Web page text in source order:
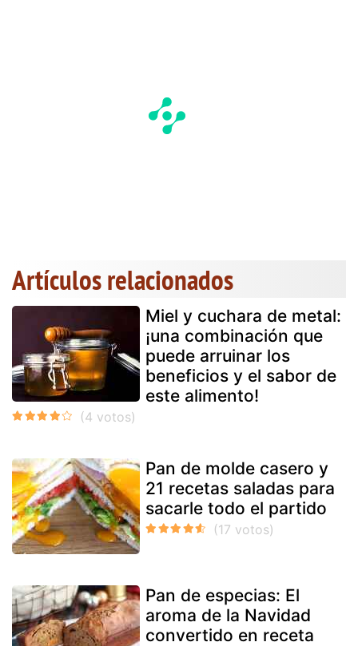
Artículos relacionados
Miel y cuchara de metal:
¡una combinación que
puede arruinar los
beneficios y el sabor de
este alimento!
Pan de molde casero y
21 recetas saladas para
sacarle todo el partido
Pan de especias: El
aroma de la Navidad
convertido en receta